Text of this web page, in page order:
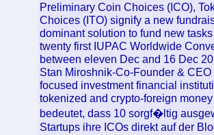
Preliminary Coin Choices (ICO),
Choices (ITO) signify a new
dominant solution to fund new
twenty first IUPAC Worldwide
between eleven Dec and 16 Dec
Stan Miroshnik-Co-Founder &
focused investment financial
tokenized and crypto-foreign
bedeutet, dass 10 sorgf�ltig
Startups ihre ICOs direkt auf der